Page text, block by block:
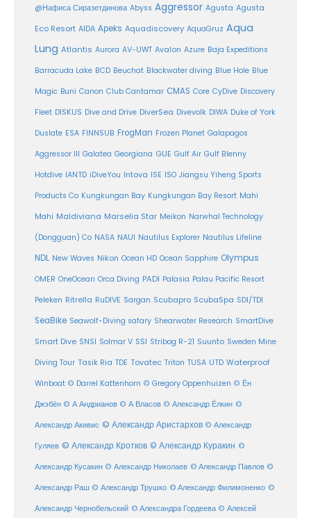
@Нафиса Сиразетдинова Abyss Aggressor Agusta Agusta
Eco Resort AIDA Apeks Aquadiscovery AquaGruz Aqua
Lung Atlantis Aurora AV-UWT Avalon Azure Baja Expeditions
Barracuda Lake BCD Beuchat Blackwater diving Blue Hole Blue
Magic Buni Canon Club Cantamar CMAS Core CyDive Discovery
Fleet DISKUS Dive and Drive DiverSea Divevolk DIWA Duke of York
Duslate ESA FINNSUB FrogMan Frozen Planet Galapagos
Aggressor III Galatea Georgiana GUE Gulf Air Gulf Blenny
Hotdive IANTD iDiveYou Intova ISE ISO Jiangsu Yiheng Sports
Products Co Kungkungan Bay Kungkungan Bay Resort Mahi
Mahi Maldiviana Marselia Star Meikon Narwhal Technology
(Dongguan) Co NASA NAUI Nautilus Explorer Nautilus Lifeline
NDL New Waves Nikon Ocean HD Ocean Sapphire Olympus
OMER OneOcean Orca Diving PADI Palasia Palau Pacific Resort
Peleken Ritrella RuDIVE Sargan Scubapro ScubaSpa SDI/TDI
SeaBike Seawolf-Diving safary Shearwater Research SmartDive
Smart Dive SNSI Solmar V SSI Stribog R-21 Suunto Sweden Mine
Diving Tour Tasik Ria TDE Tovatec Triton TUSA UTD Waterproof
Winboat © Darrel Kattenhorn © Gregory Oppenhuizen © Ён
Джэбён © А Андрианов © А Власов © Александр Ёлкин ©
Александр Акивис © Александр Аристархов © Александр
Гуляев © Александр Кротков © Александр Куракин ©
Александр Кусакин © Александр Николаев © Александр Павлов ©
Александр Раш © Александр Трушко © Александр Филимоненко ©
Александр Чернобельский © Александра Гордеева © Алексей